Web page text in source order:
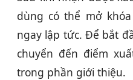
dùng có thể mở
ngay lập tức. Để bắt
chuyển đến điểm
trong phần giới thiệu.